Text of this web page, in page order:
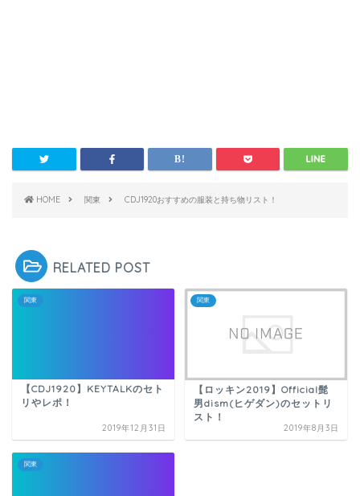
HOME 関東 CDJ1920おすすめの服装と持ち物リスト！
RELATED POST
関東
【CDJ1920】KEYTALKのセト
リやレポ！
2019年12月31日
関東
【ロッキン2019】Official髭
男dism(ヒゲダン)のセットリ
スト！
2019年8月3日
関東